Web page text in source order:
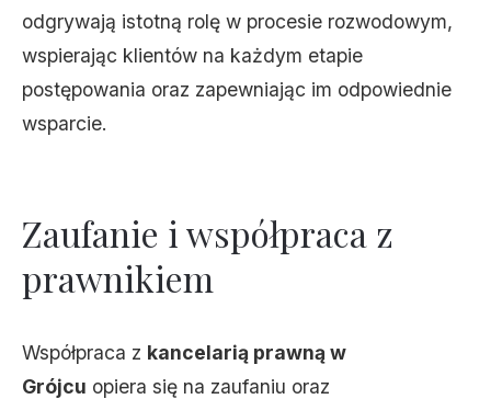
odgrywają istotną rolę w procesie rozwodowym,
wspierając klientów na każdym etapie
postępowania oraz zapewniając im odpowiednie
wsparcie.
Zaufanie i współpraca z
prawnikiem
Współpraca z kancelarią prawną w
Grójcu opiera się na zaufaniu oraz